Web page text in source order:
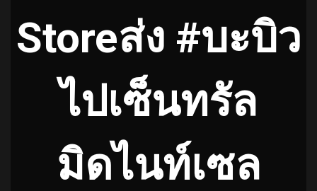
Storeส่ง #บะบิว
ไปเซ็นทรัล
มิดไนท์เซล